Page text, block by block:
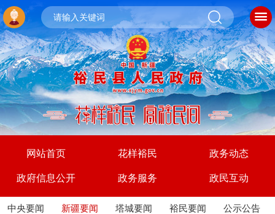
网站首页 花样裕民 政务动态
政府信息公开 政务服务 政民互动
中央要闻 新疆要闻 塔城要闻 裕民要闻 公示公告